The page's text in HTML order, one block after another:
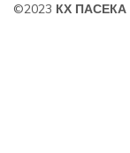
©2023 КХ ПАСЕКА